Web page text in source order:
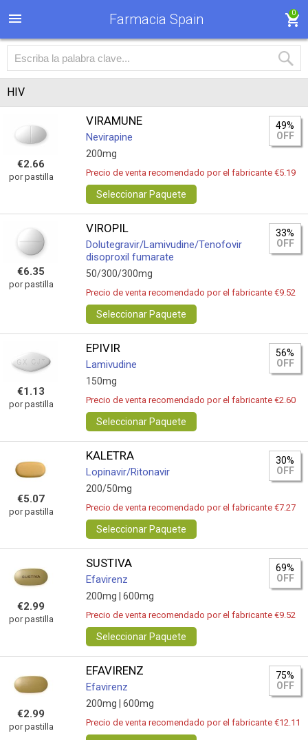
Farmacia Spain 0
HIV
€2.66
por pastilla
VIRAMUNE
Nevirapine
200mg
49%
OFF
Precio de venta recomendado por el fabricante €5.19
Seleccionar Paquete
€6.35
por pastilla
VIROPIL
Dolutegravir/Lamivudine/Tenofovir
disoproxil fumarate
50/300/300mg
33%
OFF
Precio de venta recomendado por el fabricante €9.52
Seleccionar Paquete
€1.13
por pastilla
EPIVIR
Lamivudine
150mg
56%
OFF
Precio de venta recomendado por el fabricante €2.60
Seleccionar Paquete
€5.07
por pastilla
KALETRA
Lopinavir/Ritonavir
200/50mg
30%
OFF
Precio de venta recomendado por el fabricante €7.27
Seleccionar Paquete
€2.99
por pastilla
SUSTIVA
Efavirenz
200mg | 600mg
69%
OFF
Precio de venta recomendado por el fabricante €9.52
Seleccionar Paquete
€2.99
por pastilla
EFAVIRENZ
Efavirenz
200mg | 600mg
75%
OFF
Precio de venta recomendado por el fabricante €12.11